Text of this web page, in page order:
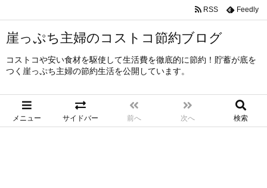
崖っぷち主婦のコストコ節約ブログ
コストコや安い食材を駆使して生活費を徹底的に節約！貯蓄が底を
つく崖っぷち主婦の節約生活を公開しています。
メニュー サイドバー 前へ 次へ 検索
RSS Feedly